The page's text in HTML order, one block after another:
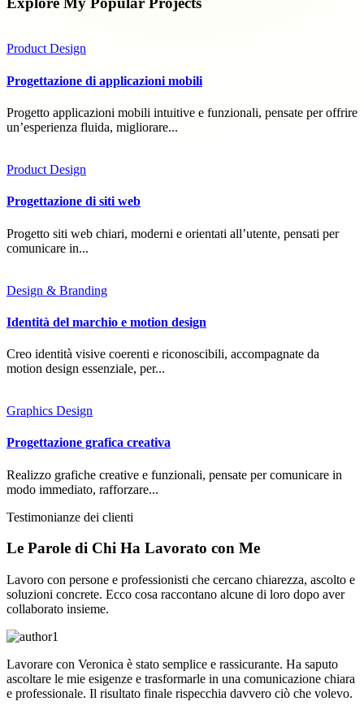
Product Design
Progettazione di applicazioni mobili
Progetto applicazioni mobili intuitive e funzionali, pensate per offrire
un’esperienza fluida, migliorare...
Product Design
Progettazione di siti web
Progetto siti web chiari, moderni e orientati all’utente, pensati per
comunicare in...
Design & Branding
Identità del marchio e motion design
Creo identità visive coerenti e riconoscibili, accompagnate da
motion design essenziale, per...
Graphics Design
Progettazione grafica creativa
Realizzo grafiche creative e funzionali, pensate per comunicare in
modo immediato, rafforzare...
Testimonianze dei clienti
Le Parole di Chi Ha Lavorato con Me
Lavoro con persone e professionisti che cercano chiarezza, ascolto e
soluzioni concrete. Ecco cosa raccontano alcune di loro dopo aver
collaborato insieme.
Lavorare con Veronica è stato semplice e rassicurante. Ha saputo
ascoltare le mie esigenze e trasformarle in una comunicazione chiara
e professionale. Il risultato finale rispecchia davvero ciò che volevo.